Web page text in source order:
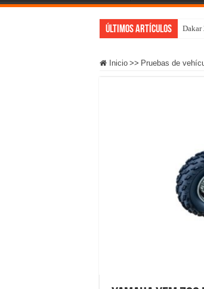
Últimos artículos
Inicio >> Pruebas de